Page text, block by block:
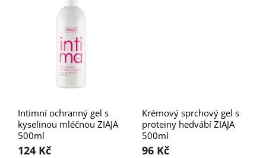
Intimní ochranný gel s
kyselinou mléčnou ZIAJA
500ml
124 Kč
Krémový sprchový gel s
proteiny hedvábí ZIAJA
500ml
96 Kč